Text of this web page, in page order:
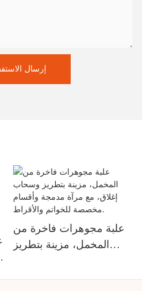
إرسال
علبة مجوهرات فاخرة من
المخمل، مزينة بتطريز
مدمجة وأقسام مخصصة